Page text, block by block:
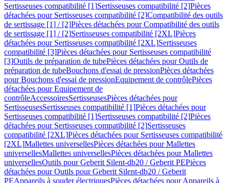
Sertisseuses compatibilité [1]Sertisseuses compatibilité [2]Pièces
détachées pour Sertisseuses compatibilité [2]Compatibilité des outils
de sertissage [1] / [2]Pièces détachées pour Compatibilité des outils
de sertissage [1] / [2]Sertisseuses compatibilité [2XL]Pièces
détachées pour Sertisseuses compatibilité [2XL]Sertisseuses
compatibilité [3]Pièces détachées pour Sertisseuses compatibilité
[3]Outils de préparation de tubePièces détachées pour Outils de
préparation de tubeBouchons d'essai de pressionPièces détachées
pour Bouchons d'essai de pressionEquipement de contrôlePièces
détachées pour Equipement de
contrôleAccessoiresSertisseusesPièces détachées pour
SertisseusesSertisseuses compatibilité [1]Pièces détachées pour
Sertisseuses compatibilité [1]Sertisseuses compatibilité [2]Pièces
détachées pour Sertisseuses compatibilité [2]Sertisseuses
compatibilité [2XL]Pièces détachées pour Sertisseuses compatibilité
[2XL]Mallettes universellesPièces détachées pour Mallettes
universellesMallettes universellesPièces détachées pour Mallettes
universellesOutils pour Geberit Silent-db20 / Geberit PEPièces
détachées pour Outils pour Geberit Silent-db20 / Geberit
PEAppareils à souder électriquesPièces détachées pour Appareils à